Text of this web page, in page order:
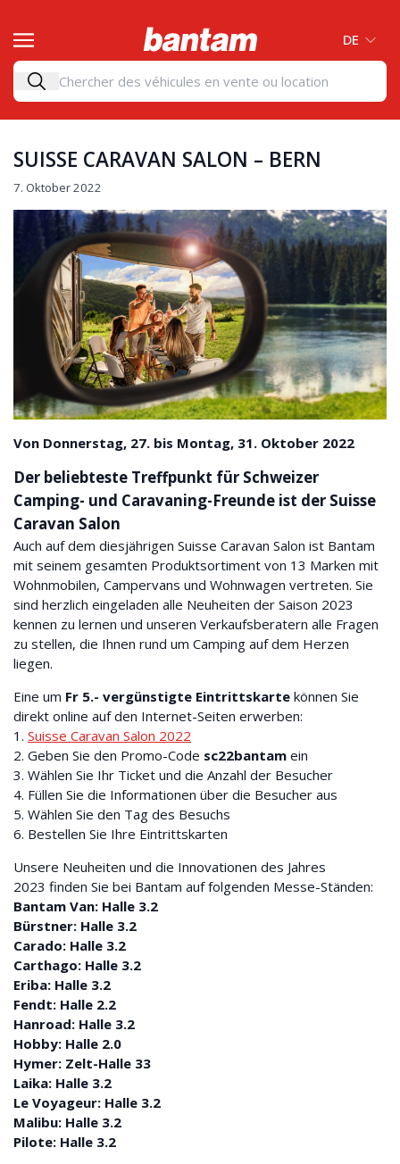
DE
SUISSE CARAVAN SALON – BERN
7. Oktober 2022
Von Donnerstag, 27. bis Montag, 31. Oktober 2022
Der beliebteste Treffpunkt für Schweizer
Camping- und Caravaning-Freunde ist der Suisse
Caravan Salon
Auch auf dem diesjährigen Suisse Caravan Salon ist Bantam
mit seinem gesamten Produktsortiment von 13 Marken mit
Wohnmobilen, Campervans und Wohnwagen vertreten. Sie
sind herzlich eingeladen alle Neuheiten der Saison 2023
kennen zu lernen und unseren Verkaufsberatern alle Fragen
zu stellen, die Ihnen rund um Camping auf dem Herzen
liegen.
Eine um Fr 5.- vergünstigte Eintrittskarte können Sie
direkt online auf den Internet-Seiten erwerben:
1. Suisse Caravan Salon 2022
2. Geben Sie den Promo-Code sc22bantam ein
3. Wählen Sie Ihr Ticket und die Anzahl der Besucher
4. Füllen Sie die Informationen über die Besucher aus
5. Wählen Sie den Tag des Besuchs
6. Bestellen Sie Ihre Eintrittskarten
Unsere Neuheiten und die Innovationen des Jahres
2023 finden Sie bei Bantam auf folgenden Messe-Ständen:
Bantam Van: Halle 3.2
Bürstner: Halle 3.2
Carado: Halle 3.2
Carthago: Halle 3.2
Eriba: Halle 3.2
Fendt: Halle 2.2
Hanroad: Halle 3.2
Hobby: Halle 2.0
Hymer: Zelt-Halle 33
Laika: Halle 3.2
Le Voyageur: Halle 3.2
Malibu: Halle 3.2
Pilote: Halle 3.2